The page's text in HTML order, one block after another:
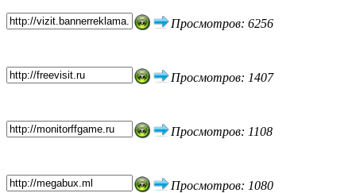
Просмотров: 6256
Просмотров: 1407
Просмотров: 1108
Просмотров: 1080